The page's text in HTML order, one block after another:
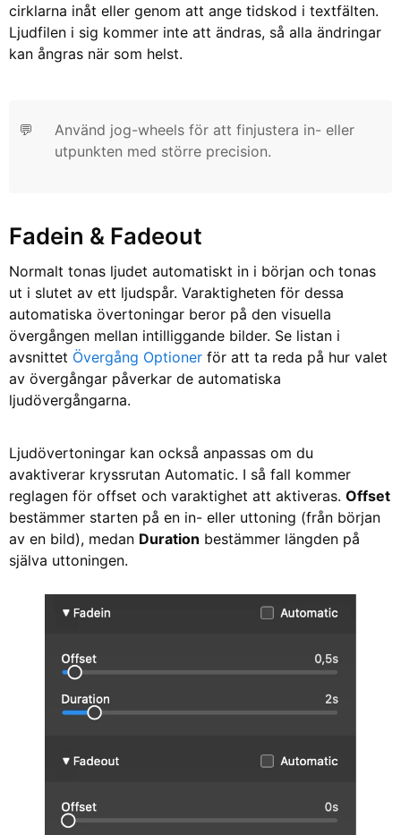
cirklarna inåt eller genom att ange tidskod i textfälten.
Ljudfilen i sig kommer inte att ändras, så alla ändringar
kan ångras när som helst.
💬
Använd jog-wheels för att finjustera in- eller
utpunkten med större precision.
Fadein & Fadeout
Normalt tonas ljudet automatiskt in i början och tonas
ut i slutet av ett ljudspår. Varaktigheten för dessa
automatiska övertoningar beror på den visuella
övergången mellan intilliggande bilder. Se listan i
avsnittet Övergång Optioner för att ta reda på hur valet
av övergångar påverkar de automatiska
ljudövergångarna.
Ljudövertoningar kan också anpassas om du
avaktiverar kryssrutan Automatic. I så fall kommer
reglagen för offset och varaktighet att aktiveras. Offset
bestämmer starten på en in- eller uttoning (från början
av en bild), medan Duration bestämmer längden på
själva uttoningen.